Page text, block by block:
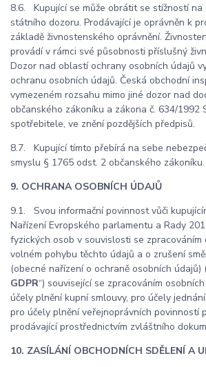
8.6. Kupující se může obrátit se stížností
státního dozoru. Prodávající je oprávněn k
základě živnostenského oprávnění.
provádí v rámci své působnosti příslušný
Dozor nad oblastí ochrany osobních údajů
ochranu osobních údajů. Česká obchodní
vymezeném rozsahu mimo jiné dozor nad
občanského zákoníku a zákona č. 634/1992
spotřebitele, ve znění pozdějších předpisů.
8.7. Kupující tímto přebírá na sebe
smyslu § 1765 odst. 2 občanského zákoníku.
9. OCHRANA OSOBNÍCH ÚDAJŮ
9.1. Svou informační povinnost vůči
Nařízení Evropského parlamentu a Rady
fyzických osob v souvislosti se zpracováním
volném pohybu těchto údajů a o zrušení
(obecné nařízení o ochraně osobních údajů)
GDPR“) související se zpracováním
účely plnění kupní smlouvy, pro účely
pro účely plnění veřejnoprávních povinností
prodávající prostřednictvím zvláštního
10. ZASÍLÁNÍ OBCHODNÍCH SDĚLENÍ A